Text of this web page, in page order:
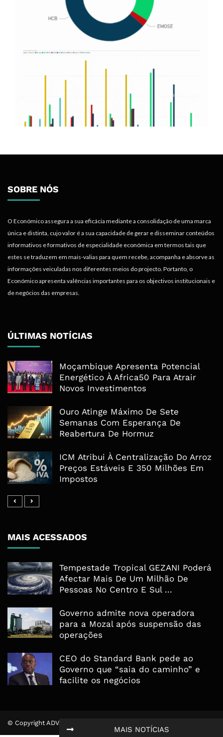
MAIS NOTÍCIAS
SOBRE NÓS
O Económico assegura a sua eficácia mediante a consolidação de uma marca
única e distinta, cujo valor é a sua capacidade de gerar e disseminar conteúdos
informativos e formativos de especialidade económica em termos tais que
estes se traduzem em mais-valias para quem recebe, acompanha e absorve as
informações veiculadas nos diferentes meios do projecto. Portanto, o
Económico apresenta valências importantes para os objectivos institucionais e
de negócios das empresas.
ÚLTIMAS NOTÍCIAS
Moçambique Apresenta Potencial
Energético À Africa50 Para Atrair
Novos Investimentos
Ouro Atinge Máximo De Sete
Semanas Com Esperança De
Reabertura De Hormuz
ICM Atribui À Centralização Do Arroz
Preços Estáveis E 350 Milhões Em
Impostos
MAIS ACESSADOS
Tempestade Tropical GEZANI Poderá
Afectar Mais De Um Milhão De
Pessoas No Centro E Sul ...
Governo admite nova operadora
para a Mozal após suspensão das
operações
CEO do Standard Bank pede ao
Governo que “saia do caminho” e
facilite os negócios
© Copyright ADVALUE. Todos Direitos Reservados.